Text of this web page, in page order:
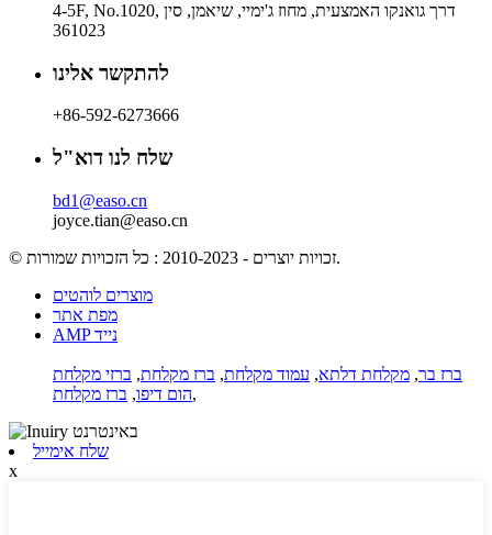
4-5F, No.1020, דרך גואנקו האמצעית, מחוז ג'ימיי, שיאמן, סין
361023
להתקשר אלינו
+86-592-6273666
שלח לנו דוא"ל
bd1@easo.cn
joyce.tian@easo.cn
© זכויות יוצרים - 2010-2023 : כל הזכויות שמורות.
מוצרים לוהטים
מפת אתר
AMP נייד
ברז בר, מקלחת דלתא, עמוד מקלחת, ברז מקלחת, ברזי מקלחת
הום דיפו, ברז מקלחת ,
שלח אימייל
x